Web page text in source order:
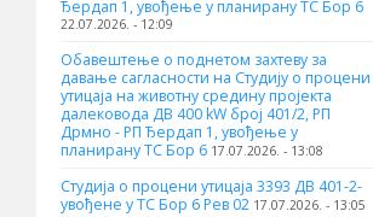
Ђердап 1, увођење у планирану ТС Бор 6
22.07.2026. - 12:09
Обавештење о поднетом захтеву за
давање сагласности на Студију о процени
утицаја на животну средину пројекта
далековода ДВ 400 kW број 401/2, РП
Дрмно - РП Ђердап 1, увођење у
планирану ТС Бор 6 17.07.2026. - 13:08
Студија о процени утицаја 3393 ДВ 401-2-
увођене у ТС Бор 6 Рев 02 17.07.2026. - 13:05